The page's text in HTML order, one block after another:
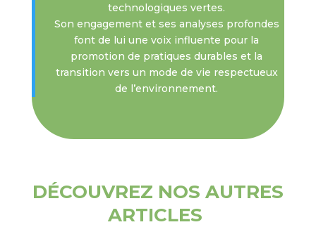
technologiques vertes.
Son engagement et ses analyses profondes
font de lui une voix influente pour la
promotion de pratiques durables et la
transition vers un mode de vie respectueux
de l’environnement.
DÉCOUVREZ NOS AUTRES
ARTICLES